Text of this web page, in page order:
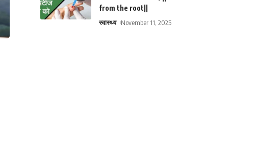
from the root||
स्वास्थ्य November 11, 2025